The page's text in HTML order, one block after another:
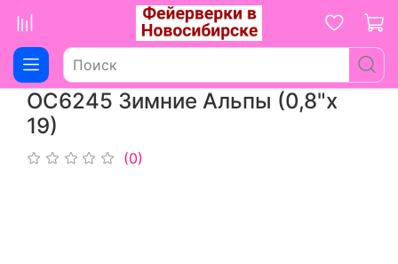
ОС6245 Зимние Альпы (0,8"х
19)
(0)